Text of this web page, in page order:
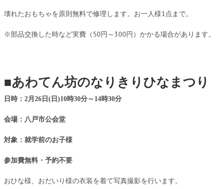
壊れたおもちゃを原則無料で修理します。お一人様1点まで。
※部品交換した時など実費（50円～300円）かかる場合があります。
■あわてん坊のなりきりひなまつり
日時：2 月26 日 (日 )10時30分～ 14時30分
会場：八戸市公会堂
対象：就学前のお子様
参加費無料・予約不要
おひな様、おだいり様の衣装を着て写真撮影を行います。